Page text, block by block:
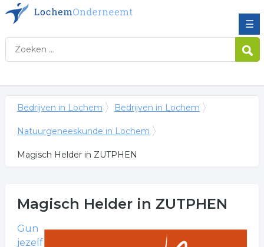
☰
Bedrijven in Lochem Bedrijven in Lochem
Natuurgeneeskunde in Lochem
Magisch Helder in ZUTPHEN
Magisch Helderin ZUTPHEN
Gun
jezelf